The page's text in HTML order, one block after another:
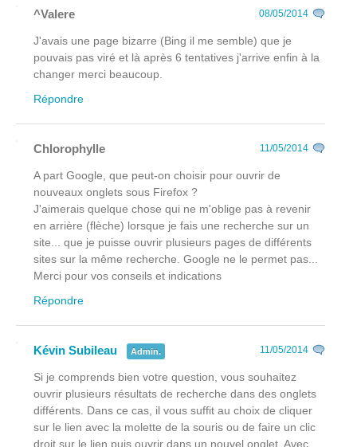
^Valere 08/05/2014
J'avais une page bizarre (Bing il me semble) que je
pouvais pas viré et là après 6 tentatives j'arrive enfin à la
changer merci beaucoup.
Répondre
Chlorophylle 11/05/2014
A part Google, que peut-on choisir pour ouvrir de
nouveaux onglets sous Firefox ?
J'aimerais quelque chose qui ne m'oblige pas à revenir
en arrière (flèche) lorsque je fais une recherche sur un
site... que je puisse ouvrir plusieurs pages de différents
sites sur la même recherche. Google ne le permet pas...
Merci pour vos conseils et indications
Répondre
Kévin Subileau Admin. 11/05/2014
Si je comprends bien votre question, vous souhaitez
ouvrir plusieurs résultats de recherche dans des onglets
différents. Dans ce cas, il vous suffit au choix de cliquer
sur le lien avec la molette de la souris ou de faire un clic
droit sur le lien puis ouvrir dans un nouvel onglet. Avec